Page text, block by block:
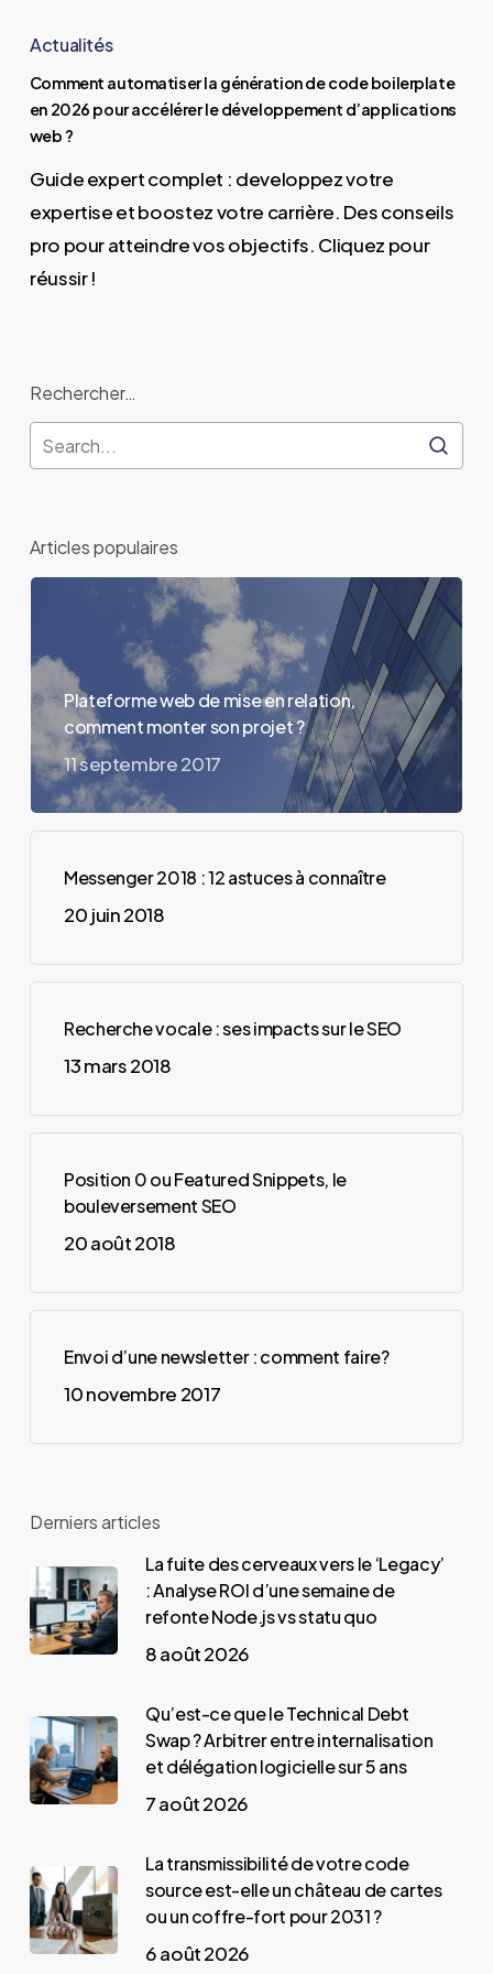
automatiser
génération
de
code
boilerplate
2026
développement
d’applications
web
Actualités
Comment automatiser la génération de code boilerplate
en 2026 pour accélérer le développement d’applications
web ?
Guide expert complet : developpez votre
expertise et boostez votre carrière. Des conseils
pro pour atteindre vos objectifs. Cliquez pour
réussir !
Rechercher…
Articles populaires
Plateforme web de mise en relation,
comment monter son projet ?
11 septembre 2017
Messenger 2018 : 12 astuces à connaître
20 juin 2018
Recherche vocale : ses impacts sur le SEO
13 mars 2018
Position 0 ou Featured Snippets, le
bouleversement SEO
20 août 2018
Envoi d’une newsletter : comment faire?
10 novembre 2017
Derniers articles
La fuite des cerveaux vers le ‘Legacy’
: Analyse ROI d’une semaine de
refonte Node.js vs statu quo
8 août 2026
Qu’est-ce que le Technical Debt
Swap ? Arbitrer entre internalisation
et délégation logicielle sur 5 ans
7 août 2026
La transmissibilité de votre code
source est-elle un château de cartes
ou un coffre-fort pour 2031 ?
6 août 2026